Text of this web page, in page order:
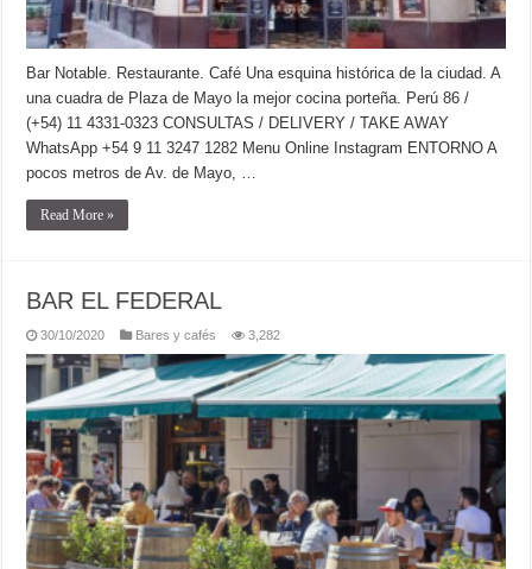
Bar Notable. Restaurante. Café Una esquina histórica de la ciudad. A
una cuadra de Plaza de Mayo la mejor cocina porteña. Perú 86 /
(+54) 11 4331-0323 CONSULTAS / DELIVERY / TAKE AWAY
WhatsApp +54 9 11 3247 1282 Menu Online Instagram ENTORNO A
pocos metros de Av. de Mayo, …
Read More »
BAR EL FEDERAL
30/10/2020 Bares y cafés 3,282